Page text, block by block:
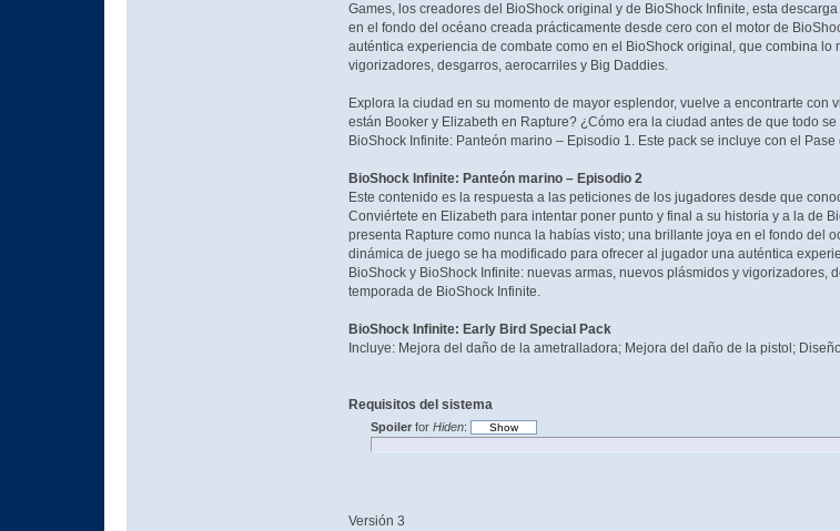
Games, los creadores del BioShock original y de BioShock Infinite, esta
en el fondo del océano creada prácticamente desde cero con el motor de
auténtica experiencia de combate como en el BioShock original, que combina
vigorizadores, desgarros, aerocarriles y Big Daddies.
Explora la ciudad en su momento de mayor esplendor, vuelve a encontrarte
están Booker y Elizabeth en Rapture? ¿Cómo era la ciudad antes de que todo
BioShock Infinite: Panteón marino – Episodio 1. Este pack se incluye con el
BioShock Infinite: Panteón marino – Episodio 2
Este contenido es la respuesta a las peticiones de los jugadores desde que
Conviértete en Elizabeth para intentar poner punto y final a su historia y a la de
presenta Rapture como nunca la habías visto; una brillante joya en el fondo del
dinámica de juego se ha modificado para ofrecer al jugador una auténtica
BioShock y BioShock Infinite: nuevas armas, nuevos plásmidos y
temporada de BioShock Infinite.
BioShock Infinite: Early Bird Special Pack
Incluye: Mejora del daño de la ametralladora; Mejora del daño de la pistol;
Requisitos del sistema
Spoilerfor Hiden:
Versión 3